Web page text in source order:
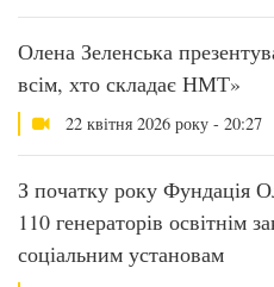
Олена Зеленська
всім, хто складає НМТ»
22 квітня 2026 року - 20:27
З початку року Фундація
110 генераторів освітнім
соціальним установам